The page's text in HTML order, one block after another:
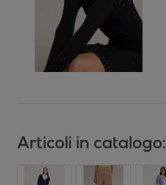
Articoli in catalogo: